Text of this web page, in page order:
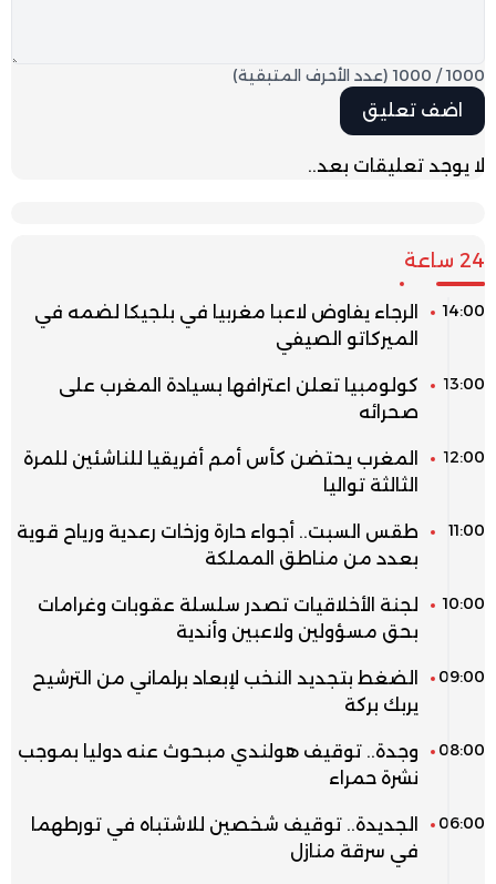
1000
/
1000 (عدد الأحرف المتبقية)
لا يوجد تعليقات بعد..
24 ساعة
14:00
الرجاء يفاوض لاعبا مغربيا في بلجيكا لضمه في
الميركاتو الصيفي
13:00
كولومبيا تعلن اعترافها بسيادة المغرب على
صحرائه
12:00
المغرب يحتضن كأس أمم أفريقيا للناشئين للمرة
الثالثة تواليا
11:00
طقس السبت.. أجواء حارة وزخات رعدية ورياح قوية
بعدد من مناطق المملكة
10:00
لجنة الأخلاقيات تصدر سلسلة عقوبات وغرامات
بحق مسؤولين ولاعبين وأندية
09:00
الضغط بتجديد النخب لإبعاد برلماني من الترشيح
يربك بركة
08:00
وجدة.. توقيف هولندي مبحوث عنه دوليا بموجب
نشرة حمراء
06:00
الجديدة.. توقيف شخصين للاشتباه في تورطهما
في سرقة منازل